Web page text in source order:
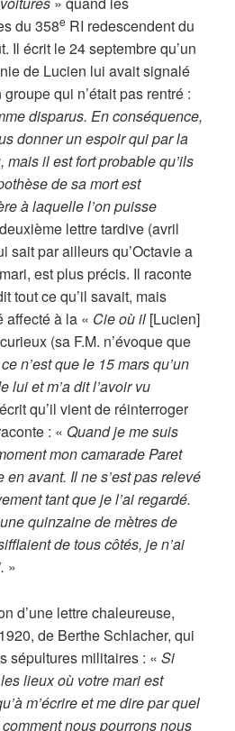
du 358e RI redescendent du
Il écrit le 24 septembre qu’un
de Lucien lui avait signalé
groupe qui n’était pas rentré :
disparus. En conséquence,
donner un espoir qui par la
mais il est fort probable qu’ils
de sa mort est
à laquelle l’on puisse
lettre tardive (avril
sait par ailleurs qu’Octavie a
est plus précis. Il raconte
tout ce qu’il savait, mais
affecté à la « Cie où il [Lucien]
(sa F.M. n’évoque que
ce n’est que le 15 mars qu’un
lui et m’a dit l’avoir vu
qu’il vient de réinterroger
: « Quand je me suis
mon camarade Paret
en avant. Il ne s’est pas relevé
tant que je l’ai regardé.
quinzaine de mètres de
de tous côtés, je n’ai
»
d’une lettre chaleureuse,
de Berthe Schlacher, qui
sépultures militaires : «Si
lieux où votre mari est
m’écrire et me dire par quel
nous pourrons nous